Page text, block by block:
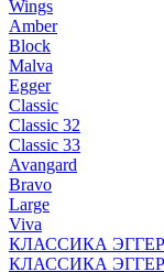
Wings
Amber
Block
Malva
Egger
Classic
Classic 32
Classic 33
Avangard
Bravo
Large
Viva
КЛАССИКА ЭГГЕР
КЛАССИКА ЭГГЕР